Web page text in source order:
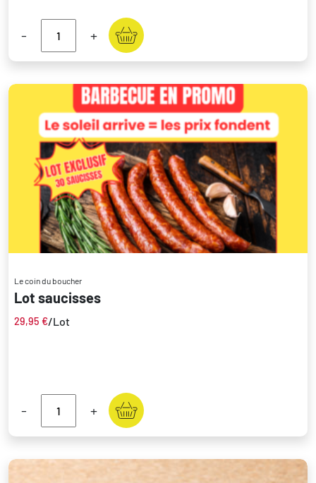
- +
Le coin du boucher
Lot saucisses
29,95 €/Lot
- +